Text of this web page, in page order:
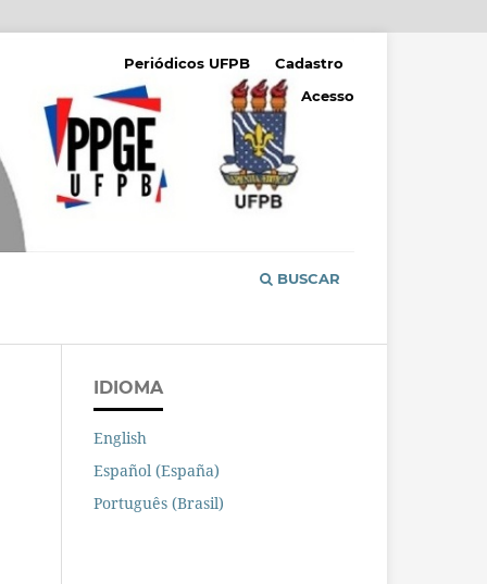
BUSCAR
Periódicos UFPB
Cadastro
Acesso
IDIOMA
English
Español (España)
Português (Brasil)